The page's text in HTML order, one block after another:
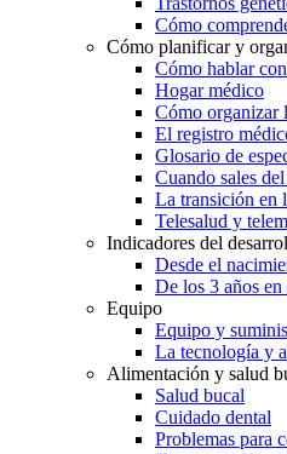
Cómo
Cómo planificar y
Cómo hablar
Hogar médico
Cómo organizar
El registro
Glosario de
Cuando sales
La transición en
Telesalud y
Indicadores del
Desde el
De los 3 años en
Equipo
Equipo y
La tecnología y
Alimentación y salud
Salud bucal
Cuidado dental
Problemas para